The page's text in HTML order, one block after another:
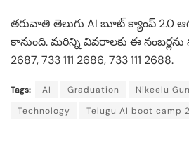
తరువాతి తెలుగు AI బూట్ క్యాంప్ 2.0
కానుంది. మరిన్ని వివరాలకు ఈ నంబర్లను
2687, 733 111 2686, 733 111 2688.
Tags: AI Graduation Nikeelu
Technology
Telugu AI boot camp